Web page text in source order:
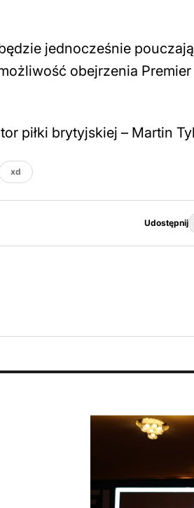
jednocześnie
obejrzenia Premier
piłki brytyjskiej – Martin
xd
Udostępnij